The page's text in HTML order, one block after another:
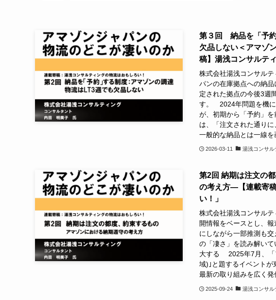
第３回 納品を「予約
欠品しない＜アマゾ
稿】湯浅コンサルテ
株式会社湯浅コンサル
パンの在庫拠点への納
定された拠点の今後3週
す。 2024年問題を機に
が、初期から「予約」
は、「注文された通り
一般的な納品とは一線を
2026-03-11 湯浅コンサル
第2回 納期は注文の
の考え方―【連載寄
い！」
株式会社湯浅コンサル
開情報をベースとし、
にしながら一部推測も
の「凄さ」を読み解い
大する 2025年7月、「
域)｣と題するイベント
最新の取り組みを広く
2025-09-24 湯浅コンサル